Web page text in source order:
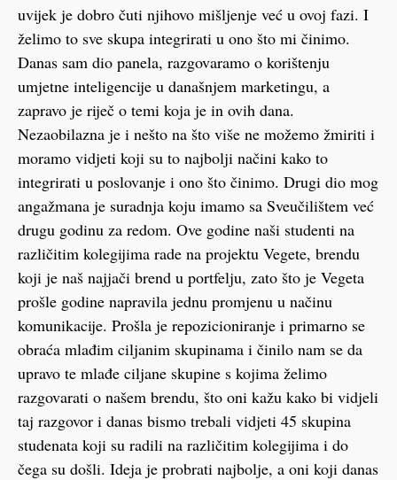
uvijek je dobro čuti njihovo mišljenje već u ovoj fazi. I
želimo to sve skupa integrirati u ono što mi činimo.
Danas sam dio panela, razgovaramo o korištenju
umjetne inteligencije u današnjem marketingu, a
zapravo je riječ o temi koja je in ovih dana.
Nezaobilazna je i nešto na što više ne možemo žmiriti i
moramo vidjeti koji su to najbolji načini kako to
integrirati u poslovanje i ono što činimo. Drugi dio mog
angažmana je suradnja koju imamo sa Sveučilištem već
drugu godinu za redom. Ove godine naši studenti na
različitim kolegijima rade na projektu Vegete, brendu
koji je naš najjači brend u portfelju, zato što je Vegeta
prošle godine napravila jednu promjenu u načinu
komunikacije. Prošla je repozicioniranje i primarno se
obraća mlađim ciljanim skupinama i činilo nam se da
upravo te mlađe ciljane skupine s kojima želimo
razgovarati o našem brendu, što oni kažu kako bi vidjeli
taj razgovor i danas bismo trebali vidjeti 45 skupina
studenata koji su radili na različitim kolegijima i do
čega su došli. Ideja je probrati najbolje, a oni koji danas